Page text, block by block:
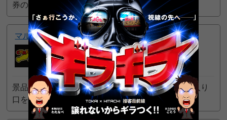
券の配布方法：モ 続きを読む 5pt GET!
マルハンメガシティ水戸赤塚
みちすき 一般10位
2026年03月14日 9:12 PM
景品交換所 景品カウンターから一番近いメインの入り
口を出て右にまが
続きを読む 47pt GET!